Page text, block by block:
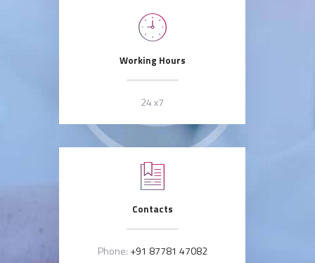
Working Hours
24 x7
Contacts
Phone: +91 87781 47082